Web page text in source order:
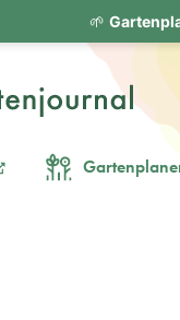
🌱